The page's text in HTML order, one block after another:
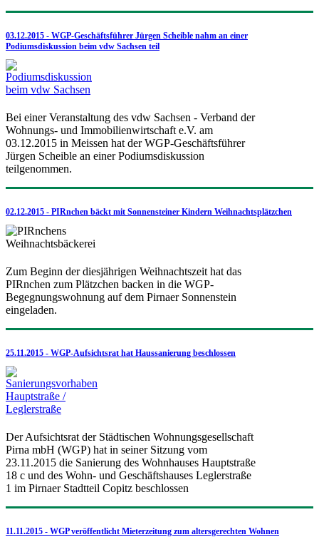
03.12.2015 - WGP-Geschäftsführer Jürgen Scheible nahm an einer
Podiumsdiskussion beim vdw Sachsen teil
Bei einer Veranstaltung des vdw Sachsen - Verband der
Wohnungs- und Immobilienwirtschaft e.V. am
03.12.2015 in Meissen hat der WGP-Geschäftsführer
Jürgen Scheible an einer Podiumsdiskussion
teilgenommen.
02.12.2015 - PIRnchen bäckt mit Sonnensteiner Kindern Weihnachtsplätzchen
Zum Beginn der diesjährigen Weihnachtszeit hat das
PIRnchen zum Plätzchen backen in die WGP-
Begegnungswohnung auf dem Pirnaer Sonnenstein
eingeladen.
25.11.2015 - WGP-Aufsichtsrat hat Haussanierung beschlossen
Der Aufsichtsrat der Städtischen Wohnungsgesellschaft
Pirna mbH (WGP) hat in seiner Sitzung vom
23.11.2015 die Sanierung des Wohnhauses Hauptstraße
18 c und des Wohn- und Geschäftshauses Leglerstraße
1 im Pirnaer Stadtteil Copitz beschlossen
11.11.2015 - WGP veröffentlicht Mieterzeitung zum altersgerechten Wohnen